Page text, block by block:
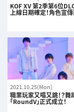
KOF XV 第2季第6位DLC
上線日期確定！角色宣傳
2021.10.25(Mon)
職業玩家又唱又跳！？
「RoundV」正式成立！